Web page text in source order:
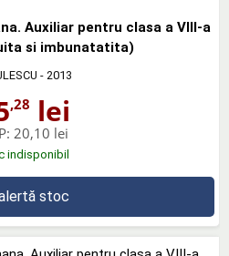
Auxiliar pentru clasa a VIII-a
si imbunatatita)
- 2013
,28 lei
20,10 lei
indisponibil
stoc